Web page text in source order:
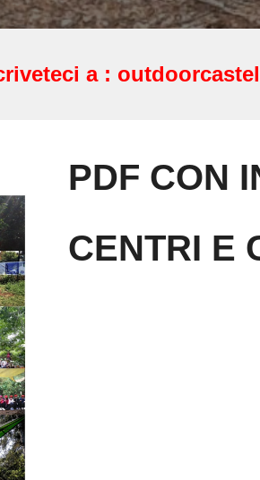
a :
PDF CON
CENTRI E